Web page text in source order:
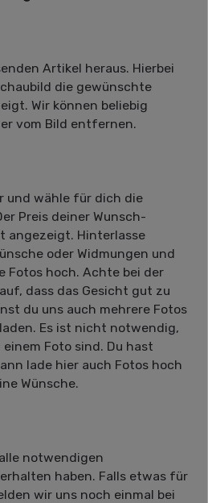
Artikel heraus. Hierbei
die gewünschte
Wir können beliebig
vom Bild entfernen.
und wähle für dich die
Preis deiner Wunsch-
angezeigt. Hinterlasse
oder Widmungen und
Fotos hoch. Achte bei der
dass das Gesicht gut zu
du uns auch mehrere Fotos
Es ist nicht notwendig,
Foto sind. Du hast
lade hier auch Fotos hoch
Wünsche.
notwendigen
haben. Falls etwas für
wir uns noch einmal bei